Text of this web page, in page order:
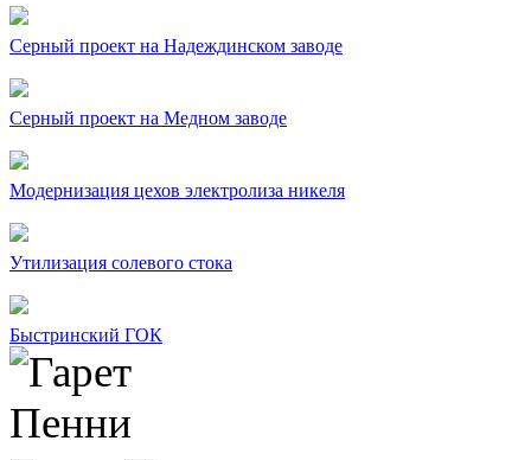
Серный проект на Надеждинском заводе
Серный проект на Медном заводе
Модернизация цехов электролиза никеля
Утилизация солевого стока
Быстринский ГОК